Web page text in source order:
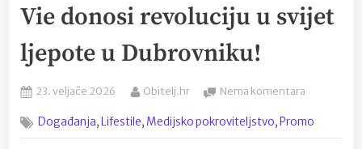
Vie donosi revoluciju u svijet
ljepote u Dubrovniku!
Posted
23. veljače 2026 By
Obitelj.hr Nema komentara
Bella
Događanja,Lifestile, Medijsko pokroviteljstvo,Promo